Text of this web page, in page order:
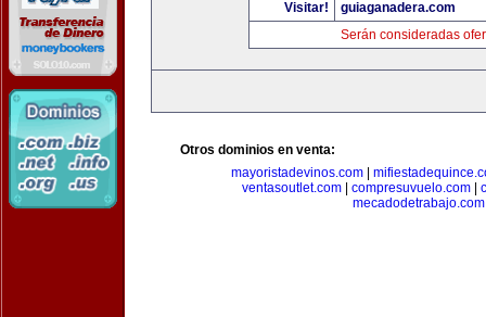
Visitar!
guiaganadera.com
Serán consideradas
Otros dominios en venta:
mayoristadevinos.com
ventasoutlet.com
compresuvuelo.com
mecadodetrabajo.com